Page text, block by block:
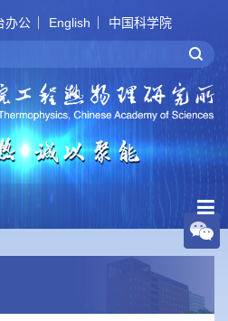
办公 English 中国科学院